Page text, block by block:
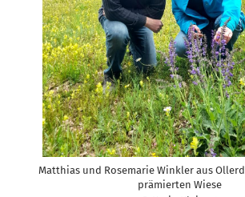
Matthias und Rosemarie Winkler aus
prämierten Wiese